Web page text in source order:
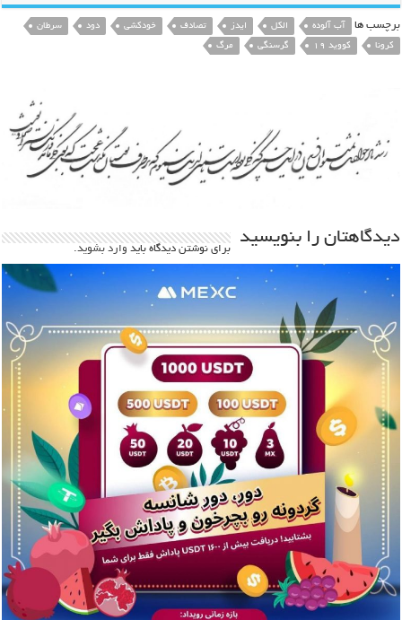
برچسب ها آب آلوده الکل ایدز تصادف خودکشی دود
سرطان
کرونا
کووید 19 گرسنگی مرگ
دیدگاهتان را بنویسید
برای نوشتن دیدگاه باید وارد بشوید.